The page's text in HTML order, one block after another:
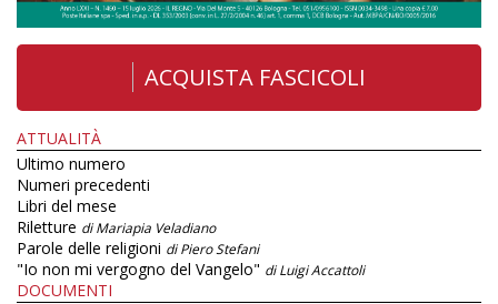
ACQUISTA FASCICOLI
ATTUALITÀ
Ultimo numero
Numeri precedenti
Libri del mese
Riletture di Mariapia Veladiano
Parole delle religioni di Piero Stefani
"Io non mi vergogno del Vangelo" di Luigi Accattoli
DOCUMENTI